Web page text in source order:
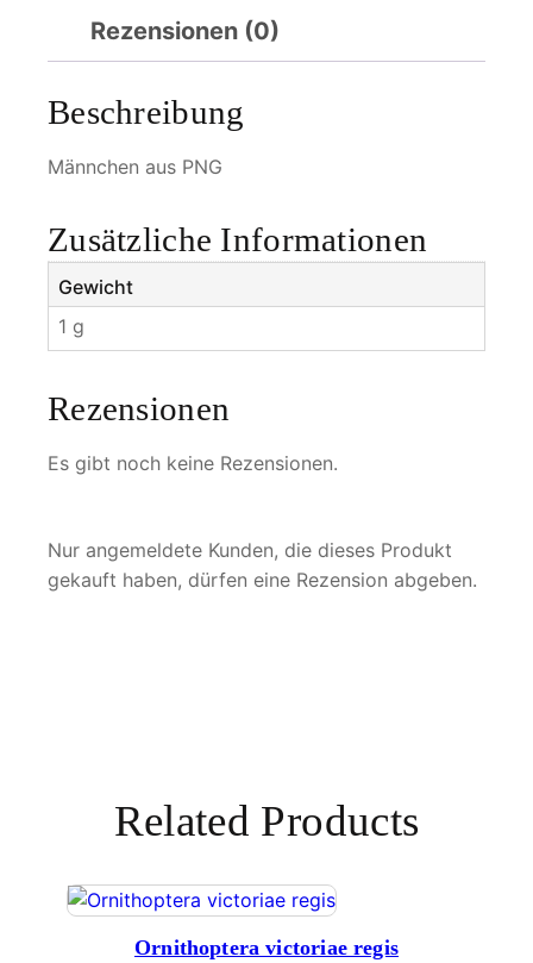
Rezensionen (0)
Beschreibung
Männchen aus PNG
Zusätzliche Informationen
Gewicht
1 g
Rezensionen
Es gibt noch keine Rezensionen.
Nur angemeldete Kunden, die dieses Produkt
gekauft haben, dürfen eine Rezension abgeben.
Related Products
Ornithoptera victoriae regis